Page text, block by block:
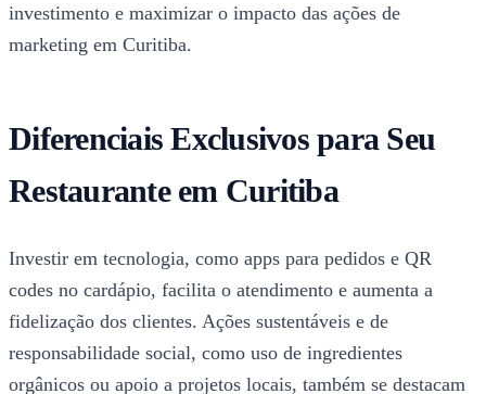
investimento e maximizar o impacto das ações de
marketing em Curitiba.
Diferenciais Exclusivos para Seu
Restaurante em Curitiba
Investir em tecnologia, como apps para pedidos e QR
codes no cardápio, facilita o atendimento e aumenta a
fidelização dos clientes. Ações sustentáveis e de
responsabilidade social, como uso de ingredientes
orgânicos ou apoio a projetos locais, também se destacam